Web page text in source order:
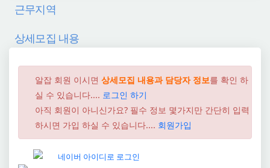
근무지역
상세모집 내용
알잡 회원 이시면 상세모집 내용과 담당자 정보를 확인 하
실 수 있습니다.... 로그인 하기
아직 회원이 아니신가요? 필수 정보 몇가지만 간단히 입력
하시면 가입 하실 수 있습니다.... 회원가입